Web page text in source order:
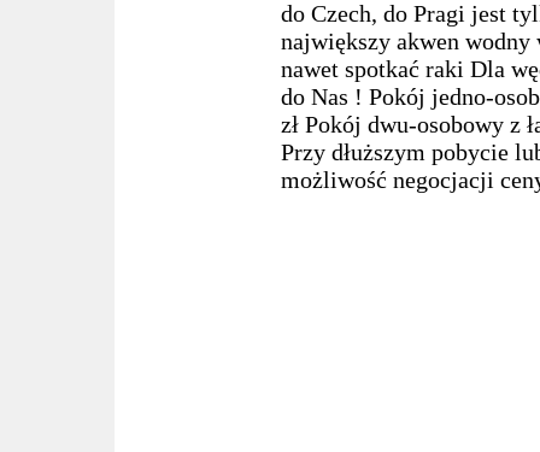
do Czech, do Pragi jest
największy akwen wodny
nawet spotkać raki Dla
do Nas ! Pokój jedno-
zł Pokój dwu-osobowy z
Przy dłuższym pobycie
możliwość negocjacji